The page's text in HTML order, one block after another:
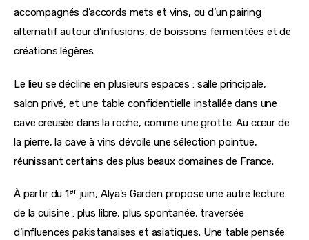
accompagnés d’accords mets et vins, ou d’un pairing
alternatif autour d’infusions, de boissons fermentées et de
créations légères.
Le lieu se décline en plusieurs espaces : salle principale,
salon privé, et une table confidentielle installée dans une
cave creusée dans la roche, comme une grotte. Au cœur de
la pierre, la cave à vins dévoile une sélection pointue,
réunissant certains des plus beaux domaines de France.
À partir du 1 er juin, Alya’s Garden propose une autre lecture
de la cuisine : plus libre, plus spontanée, traversée
d’influences pakistanaises et asiatiques. Une table pensée